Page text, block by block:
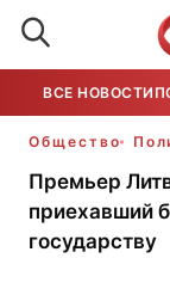
ВСЕ НОВОСТИ
Общество
Премьер
приехавший
государству